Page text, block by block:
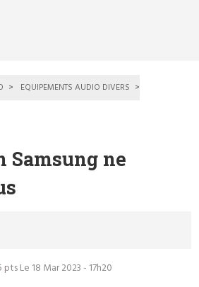
EQUIPEMENTS AUDIO DIVERS
Samsung ne
ptsLe 18 Mar 2023 - 17h20